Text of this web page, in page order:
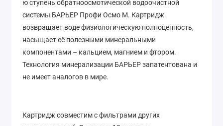
ю ступень обратноосмотической водоочистной
системы БАРЬЕР Профи Осмо М. Картридж
возвращает воде физиологическую полноценность,
насыщает её полезными минеральными
компонентами – кальцием, магнием и фтором.
Технология минерализации БАРЬЕР запатентована и
не имеет аналогов в мире.
Картридж совместим с фильтрами других